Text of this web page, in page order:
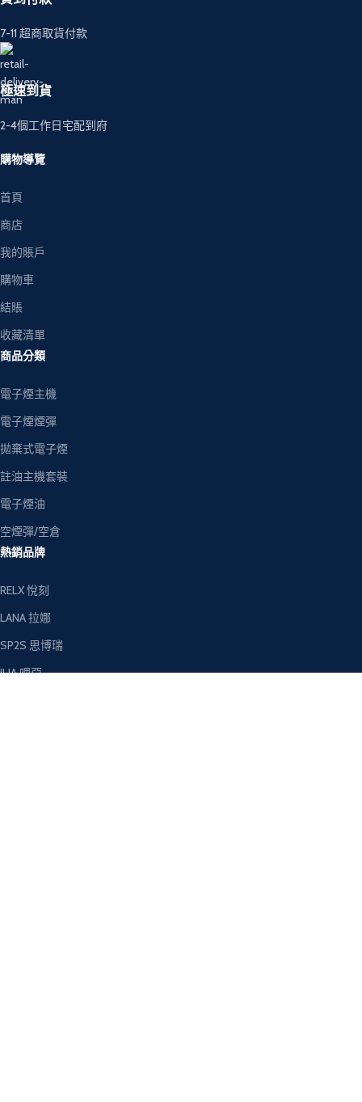
7-11 超商取貨付款
極速到貨
2-4個工作日宅配到府
購物導覽
首頁
商店
我的賬戶
購物車
結賬
收藏清單
商品分類
電子煙主機
電子煙煙彈
拋棄式電子煙
註油主機套裝
電子煙油
空煙彈/空倉
熱銷品牌
RELX 悅刻
LANA 拉娜
SP2S 思博瑞
ILIA 哩亞